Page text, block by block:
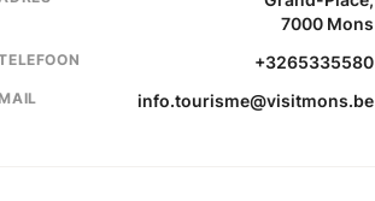
7000 Mons
+3265335580
info.tourisme@visitmons.be